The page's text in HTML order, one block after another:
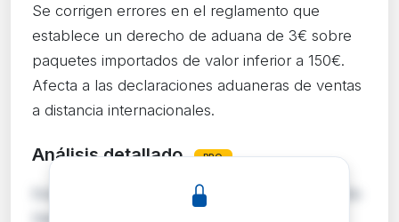
Se corrigen errores en el reglamento que
establece un derecho de aduana de 3€ sobre
paquetes importados de valor inferior a 150€.
Afecta a las declaraciones aduaneras de ventas
a distancia internacionales.
Análisis detallado PRO
Esta corrección de errores afecta al Reglamento